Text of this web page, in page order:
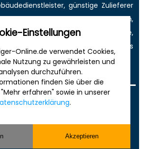
günstige Zulieferer
Reinigungsgeräte und- maschinen,
undAnzeigenmarktder Branche,
die aktuellsten News
und vieles
Einstellungen
Online.de verwendet Cookies,
Nutzung zu gewährleisten und
durchzuführen.
finden Sie über die
erfahren" sowie in unserer
.
Akzeptieren